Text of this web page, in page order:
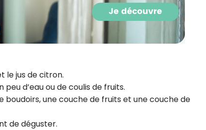
le jus de citron.
d’eau ou de coulis de fruits.
boudoirs, une couche de fruits et une couche de
de déguster.